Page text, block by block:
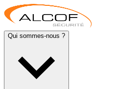
Qui sommes-nous ?